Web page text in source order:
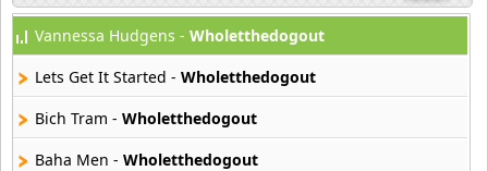
Camela
77 músicas online
Cho Em
6 músicas online
Vannessa Hudgens - Wholetthedogout
Lets Get It Started - Wholetthedogout
Bich Tram - Wholetthedogout
Baha Men - Wholetthedogout